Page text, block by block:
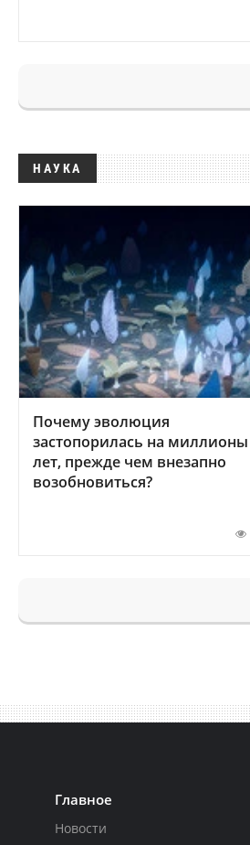
НАУКА
Почему эволюция
застопорилась на миллионы
лет, прежде чем внезапно
возобновиться?
Главное
Новости